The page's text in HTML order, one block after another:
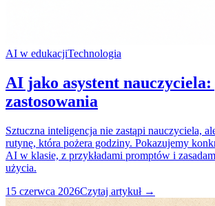
AI w edukacjiTechnologia
AI jako asystent
zastosowania
Sztuczna inteligencja nie zastąpi nauczyciela,
rutynę, która pożera godziny. Pokazujemy
AI w klasie, z przykładami promptów i
użycia.
15 czerwca 2026Czytaj artykuł →